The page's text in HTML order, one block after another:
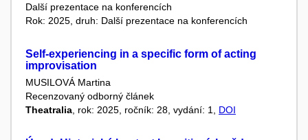
Další prezentace na konferencích
Rok: 2025, druh: Další prezentace na konferencích
Self-experiencing in a specific form of acting
improvisation
MUSILOVÁ Martina
Recenzovaný odborný článek
Theatralia , rok: 2025, ročník: 28, vydání: 1, DOI